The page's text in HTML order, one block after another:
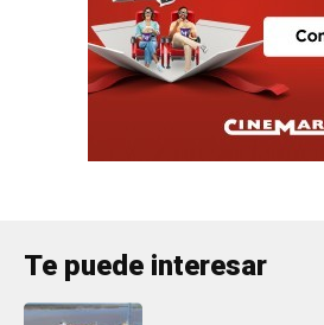
Te puede interesar